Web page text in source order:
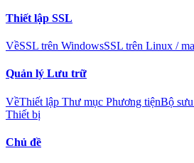
Thiết lập SSL
VềSSL trên WindowsSSL trên Linux /
Quản lý Lưu trữ
VềThiết lập Thư mục Phương tiệnBộ
Thiết bị
Chủ đề